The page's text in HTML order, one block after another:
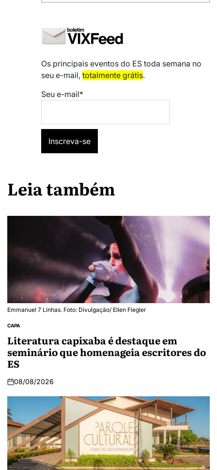
Os principais eventos do ES toda semana no
seu e-mail, totalmente grátis.
Seu e-mail*
Leia também
Emmanuel 7 Linhas. Foto: Divulgação/ Ellen Flegler
CAPA
Literatura capixaba é destaque em
seminário que homenageia escritores do
ES
08/08/2026